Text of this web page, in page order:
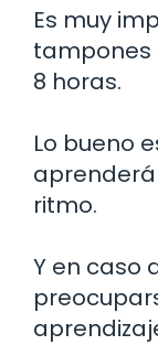
Es muy
tampones
8 horas.
Lo bueno
ritmo.
Y en caso